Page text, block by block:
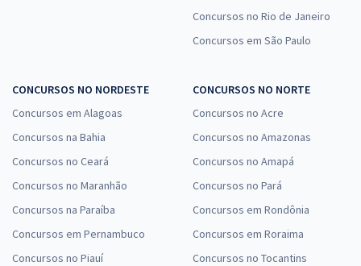
Concursos no Rio de Janeiro
Concursos em São Paulo
CONCURSOS NO NORDESTE
Concursos em Alagoas
Concursos na Bahia
Concursos no Ceará
Concursos no Maranhão
Concursos na Paraíba
Concursos em Pernambuco
Concursos no Piauí
CONCURSOS NO NORTE
Concursos no Acre
Concursos no Amazonas
Concursos no Amapá
Concursos no Pará
Concursos em Rondônia
Concursos em Roraima
Concursos no Tocantins